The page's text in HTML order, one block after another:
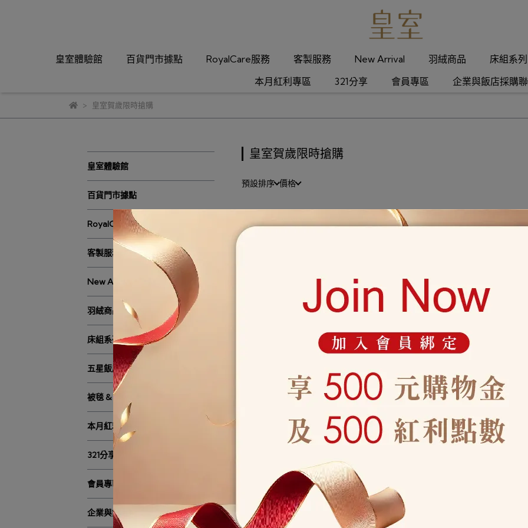
皇室體驗館 百貨門市據點 RoyalCare服務 客製服務 New Arrival 羽絨商品
床組系
本月紅利專區
321分享 會員專區 企業與飯店採購
皇室賀歲限時搶購
皇室體驗館
百貨門市據點
RoyalCare服務
客製服務
New Arrival
羽絨商品
床組系列商品
五星飯店御用系列
被毯 & 涼被商品
本月紅利專區
321分享
會員專區
企業與飯店採購聯繫
皇室賀歲限時搶購
預設排序 價格
很抱歉，無商品符合篩選